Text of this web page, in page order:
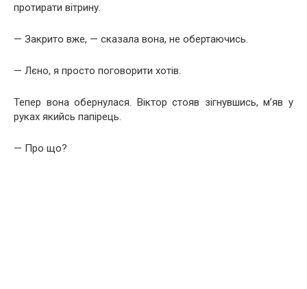
протирати вітрину.
— Закрито вже, — сказала вона, не обертаючись.
— Лєно, я просто поговорити хотів.
Тепер вона обернулася. Віктор стояв зігнувшись, м’яв у
руках якийсь папірець.
— Про що?